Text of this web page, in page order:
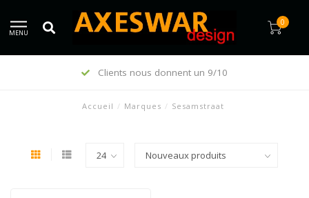
MENU
0
Clients nous donnent un 9/10
Accueil / Marques / Sesamstraat